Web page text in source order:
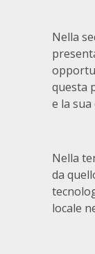
Nella
questa
e la
Nella
da
locale